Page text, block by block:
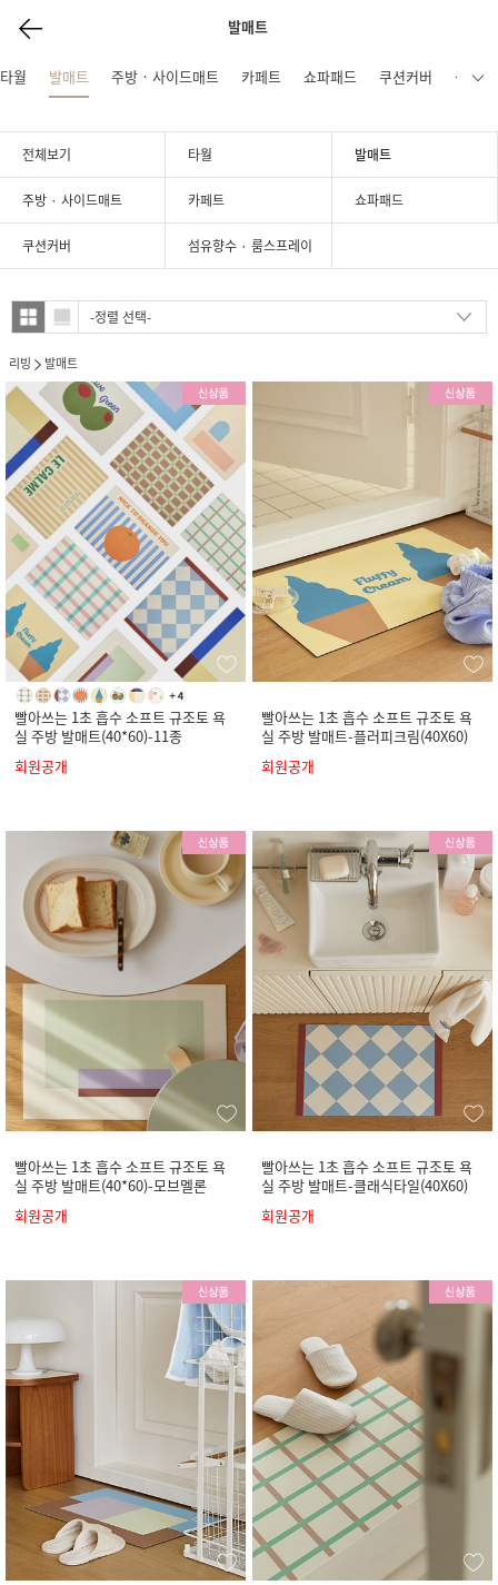
발매트
타월 발매트 주방 · 사이드매트 카페트 쇼파패드 쿠션커버 섬유
전체보기 타월 발매트
주방 · 사이드매트 카페트 쇼파패드
쿠션커버 섬유향수 · 룸스프레이
발매트
리빙
빨아쓰는 1초 흡수 소프트 규조토 욕
실 주방 발매트(40*60)-11종
회원공개
빨아쓰는 1초 흡수 소프트 규조토 욕
실 주방 발매트-플러피크림(40X60)
회원공개
빨아쓰는 1초 흡수 소프트 규조토 욕
실 주방 발매트(40*60)-모브멜론
회원공개
빨아쓰는 1초 흡수 소프트 규조토 욕
실 주방 발매트-클래식타일(40X60)
회원공개